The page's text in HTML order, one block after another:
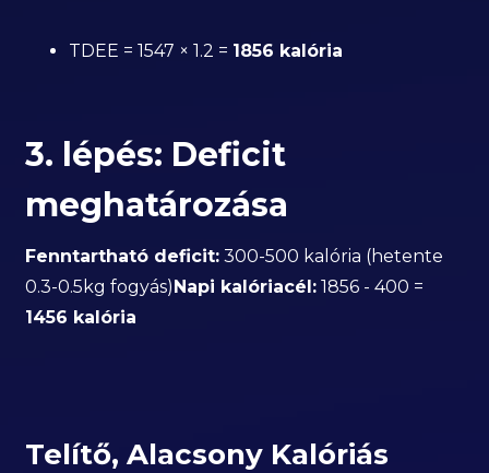
TDEE = 1547 × 1.2 = 1856 kalória
3. lépés: Deficit
meghatározása
Fenntartható deficit: 300-500 kalória (hetente
0.3-0.5kg fogyás)Napi kalóriacél: 1856 - 400 =
1456 kalória
Telítő, Alacsony Kalóriás